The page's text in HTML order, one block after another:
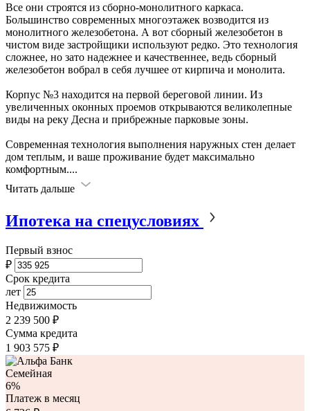
Все они строятся из сборно-монолитного каркаса.
Большинство современных многоэтажек возводится из
монолитного железобетона. А вот сборный железобетон в
чистом виде застройщики используют редко. Это технология
сложнее, но зато надежнее и качественнее, ведь сборный
железобетон вобрал в себя лучшее от кирпича и монолита.
Корпус №3 находится на первой береговой линии. Из
увеличенных оконных проемов открываются великолепные
виды на реку Десна и прибрежные парковые зоны.
Современная технология выполнения наружных стен делает
дом теплым, и ваше проживание будет максимально
комфортным....
Читать дальше
Ипотека на спецусловиях
Первый взнос
₽
Срок кредита
лет
Недвижимость
2 239 500 ₽
Сумма кредита
1 903 575 ₽
Семейная
6%
Платеж в месяц